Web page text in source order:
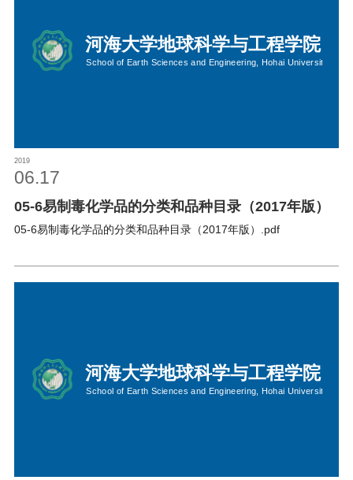
2019
06.17
05-6易制毒化学品的分类和品种目录（2017年版）
05-6易制毒化学品的分类和品种目录（2017年版）.pdf